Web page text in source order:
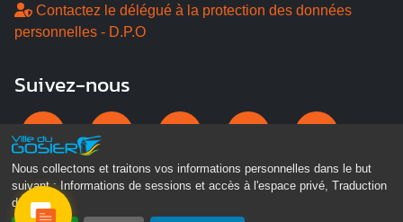
Nous collectons et traitons vos informations personnelles dans le but
suivant :
Informations de sessions et accès à l'espace privé, Traduction
des pages .
Contactez le délégué à la protection des données
personnelles - D.P.O
Suivez-nous